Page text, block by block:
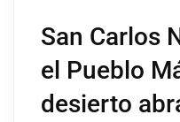
San Carlos
el Pueblo
desierto